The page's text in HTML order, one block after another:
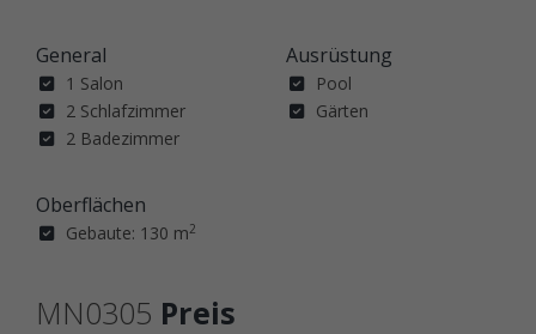
General
1 Salon
2 Schlafzimmer
2 Badezimmer
Oberflächen
Gebaute: 130 m2
Ausrüstung
Pool
Gärten
MN0305 Preis